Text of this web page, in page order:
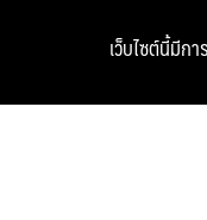
เว็บไซต์นี้มีก